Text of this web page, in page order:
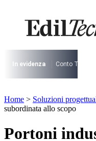
contenuto
I più cercati
Lorem ipsum dolor
Lorem ipsum dolor sit
In evidenza Conto Termico
I più cercati
Lorem ipsum dolor sit
Lorem ipsum dolor sit
Home > Soluzioni
subordinata allo scopo
Portoni